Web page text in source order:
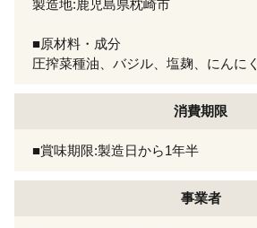
製造地:鹿児島県枕崎市
■原材料・成分
圧搾菜種油、バジル、塩麹、にんにく
消費期限
■賞味期限:製造日から1年半
事業者